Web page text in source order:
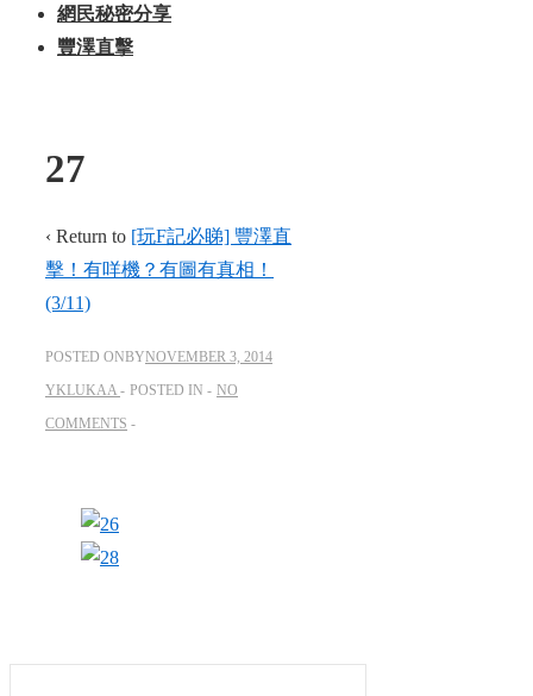
網民秘密分享
豐澤直擊
27
‹ Return to [玩F記必睇] 豐澤直
擊！有咩機？有圖有真相！
(3/11)
POSTED ONBYNOVEMBER 3, 2014
YKLUKAA
POSTED IN
NO
COMMENTS